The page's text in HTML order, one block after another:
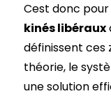
Cest donc
kinés libéraux
définissent ces
théorie, le
une solution